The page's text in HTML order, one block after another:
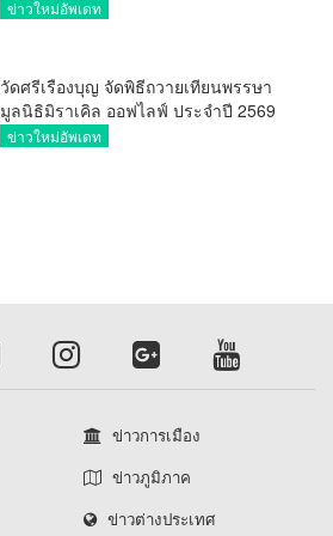
เพลิงไหม้ โรงเบียร์ ณ ลาดพร้าว จำนวน
ข่าวใหม่อัพเดท
วัดศรีเรืองบุญ จัดพิธีถวายเทียนพรรษา
มูลนิธิมิราเคิล ออฟไลฟ์ ประจำปี 2569
พล.ต.ต.ศิริวัฒน์ ดีพอ ให้เกียรติเป็น
ข่าวใหม่อัพเดท
ข่าวการเมือง
ข่าวภูมิภาค
ข่าวต่างประเทศ